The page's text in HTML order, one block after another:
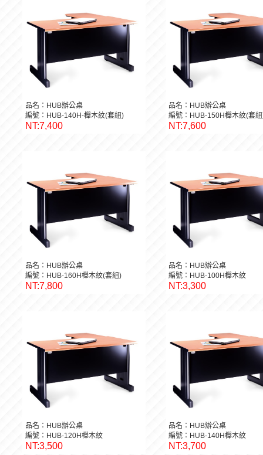
品名：HUB辦公桌
編號：HUB-140H-櫸木紋(套組)
NT:7,400
品名：HUB辦公桌
編號：HUB-150H櫸木紋(套
NT:7,600
品名：HUB辦公桌
編號：HUB-160H櫸木紋(套組)
NT:7,800
品名：HUB辦公桌
編號：HUB-100H櫸木紋
NT:3,300
品名：HUB辦公桌
編號：HUB-120H櫸木紋
NT:3,500
品名：HUB辦公桌
編號：HUB-140H櫸木紋
NT:3,700